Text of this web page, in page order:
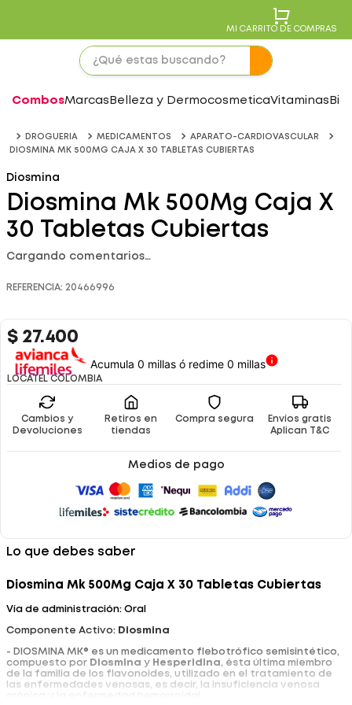
MI CARRITO DE COMPRAS
CombosMarcas Belleza y DermocosmeticaVitaminas
DROGUERIA MEDICAMENTOS
APARATO-CARDIOVASCULAR
DIOSMINA MK 500MG CAJA X 30 TABLETAS CUBIERTAS
Diosmina
Diosmina Mk 500Mg Caja X
30 Tabletas Cubiertas
Cargando comentarios…
REFERENCIA: 20466996
$ 27.400
Acumula 0 millas ó redime 0 millas
LOCATEL COLOMBIA
Cambios y
Devoluciones
Retiros en
tiendas
Compra segura
Envíos gratis
Aplican T&C
Medios de pago
Lo que debes saber
Diosmina Mk 500Mg Caja X 30 Tabletas Cubiertas
Vía de administración: Oral
Componente Activo: Diosmina
- DIOSMINA MK® es un medicamento flebotrófico semisintético,
compuesto por Diosmina y Hesperidina, ésta última miembro
de la familia de los flavonoides, utilizado en el tratamiento de
las enfermedades venosas, es decir, la insuficiencia venosa